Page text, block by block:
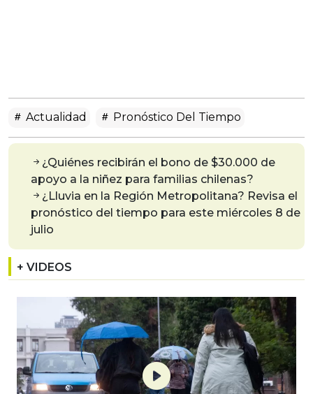
Actualidad Pronóstico Del Tiempo
¿Quiénes recibirán el bono de $30.000 de
apoyo a la niñez para familias chilenas?
¿Lluvia en la Región Metropolitana? Revisa el
pronóstico del tiempo para este miércoles 8 de
julio
+ VIDEOS